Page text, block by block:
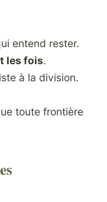
entend rester.
les fois.
à la division.
toute frontière